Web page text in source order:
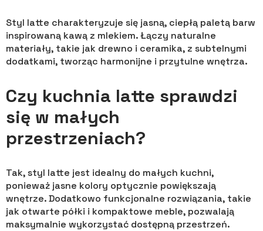
Styl latte charakteryzuje się jasną, ciepłą paletą barw
inspirowaną kawą z mlekiem. Łączy naturalne
materiały, takie jak drewno i ceramika, z subtelnymi
dodatkami, tworząc harmonijne i przytulne wnętrza.
Czy kuchnia latte sprawdzi
się w małych
przestrzeniach?
Tak, styl latte jest idealny do małych kuchni,
ponieważ jasne kolory optycznie powiększają
wnętrze. Dodatkowo funkcjonalne rozwiązania, takie
jak otwarte półki i kompaktowe meble, pozwalają
maksymalnie wykorzystać dostępną przestrzeń.